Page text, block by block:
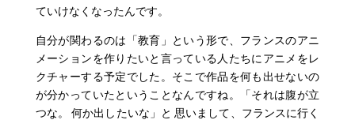
ていけなくなったんです。
自分が関わるのは「教育」という形で、フランスのアニ
メーションを作りたいと言っている人たちにアニメをレ
クチャーする予定でした。そこで作品を何も出せないの
が分かっていたということなんですね。「それは腹が立
つな。 何か出したいな」と 思いまして、フランスに行く